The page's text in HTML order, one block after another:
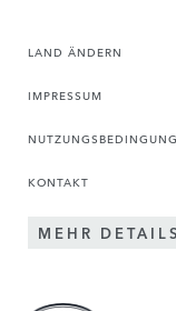
LAND ÄNDERN
IMPRESSUM
KONTAKT
MEHR DETAILS